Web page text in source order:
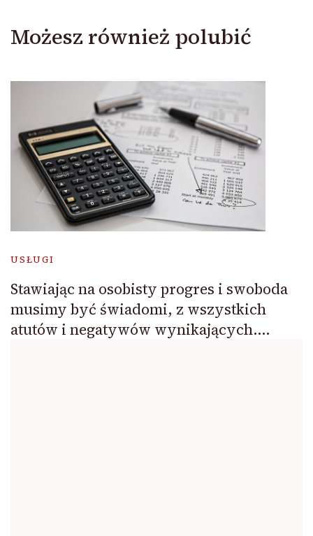
Możesz również polubić
USŁUGI
Stawiając na osobisty progres i swoboda
musimy być świadomi, z wszystkich
atutów i negatywów wynikających….